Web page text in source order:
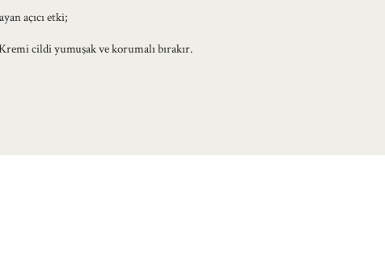
açıcı etki;
cildi yumuşak ve korumalı bırakır.